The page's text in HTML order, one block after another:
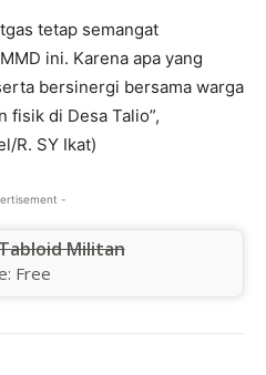
tetap semangat
ini. Karena apa yang
bersinergi bersama warga
fisik di Desa Talio”,
R. SY Ikat)
-
Militan
Free